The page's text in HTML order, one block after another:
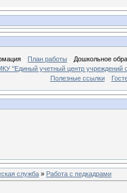
План работы
Дошкольное
"Единый учетный центр учреждений
Полезные ссылки
служба » Работа с педкадрами